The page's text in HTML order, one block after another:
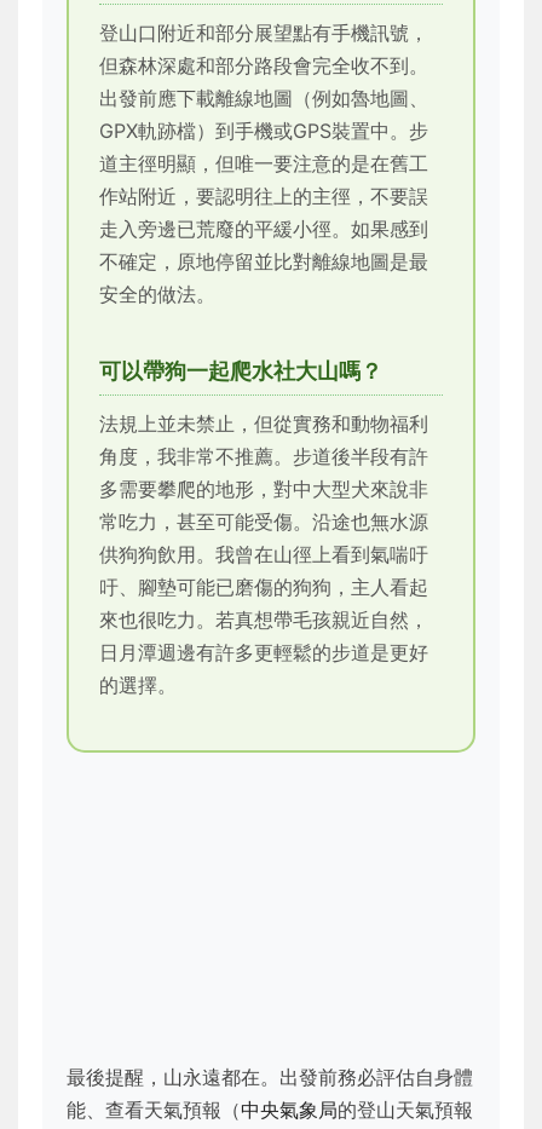
登山口附近和部分展望點有手機訊號，
但森林深處和部分路段會完全收不到。
出發前應下載離線地圖（例如魯地圖、
GPX軌跡檔）到手機或GPS裝置中。步
道主徑明顯，但唯一要注意的是在舊工
作站附近，要認明往上的主徑，不要誤
走入旁邊已荒廢的平緩小徑。如果感到
不確定，原地停留並比對離線地圖是最
安全的做法。
可以帶狗一起爬水社大山嗎？
法規上並未禁止，但從實務和動物福利
角度，我非常不推薦。步道後半段有許
多需要攀爬的地形，對中大型犬來說非
常吃力，甚至可能受傷。沿途也無水源
供狗狗飲用。我曾在山徑上看到氣喘吁
吁、腳墊可能已磨傷的狗狗，主人看起
來也很吃力。若真想帶毛孩親近自然，
日月潭週邊有許多更輕鬆的步道是更好
的選擇。
最後提醒，山永遠都在。出發前務必評估自身體
能、查看天氣預報（中央氣象局的登山天氣預報